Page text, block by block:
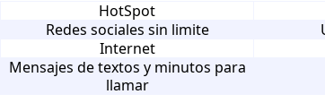
HotSpot
Redes sociales sin limite
Internet
Mensajes de textos y minutos para
llamar